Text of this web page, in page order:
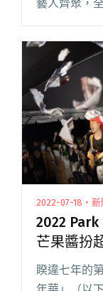
藝人齊聚，
地音樂人、
有免費入場
"2023
Yokkorio、
聚"
2022-07-18・新
2022 Park
芒果醬扮
MY SHHH
睽違七年的